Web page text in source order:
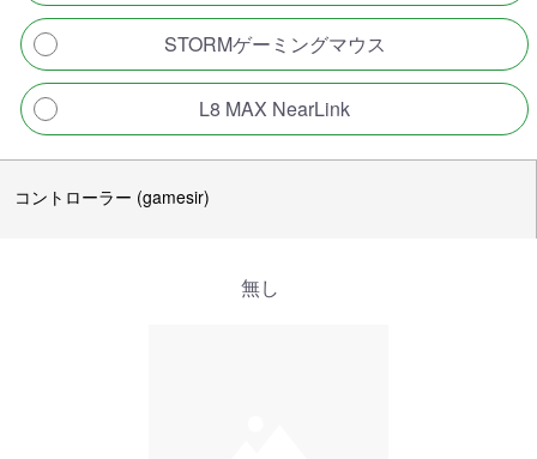
STORMゲーミングマウス
L8 MAX NearLink
コントローラー (gamesir)
無し